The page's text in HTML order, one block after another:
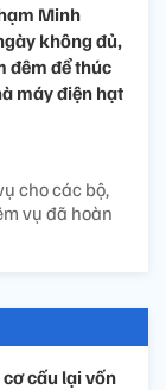
Minh
không đủ,
đêm để thúc
máy điện hạt
cho các bộ,
vụ đã hoàn
cấu lại vốn